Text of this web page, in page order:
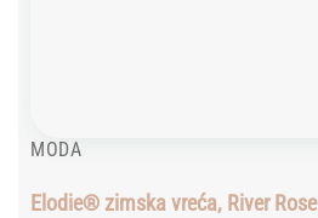
MODA
Elodie® zimska vreća, River Rose